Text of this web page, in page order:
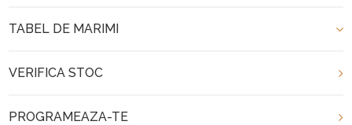
TABEL DE MARIMI
VERIFICA STOC
PROGRAMEAZA-TE